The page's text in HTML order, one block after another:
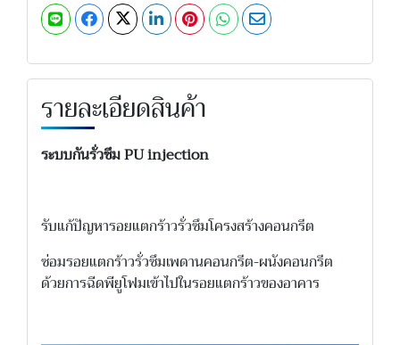
รายละเอียดสินค้า
ระบบกันรั่วซึม PU injection
รับแก้ปัญหารอยแตกร้าวรั่วซึมโครงสร้างคอนกรีต
ซ่อมรอยแตกร้าวรั่วซึมเพดานคอนกรีต-ผนังคอนกรีต
ด้วยการฉีดพียูโฟมเข้าไปในรอยแตกร้าวของอาคาร